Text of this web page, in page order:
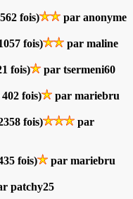
fois) par anonyme
fois) par maline
fois) par tsermeni60
402 fois) par mariebru
fois)
par
fois) par mariebru
patchy25